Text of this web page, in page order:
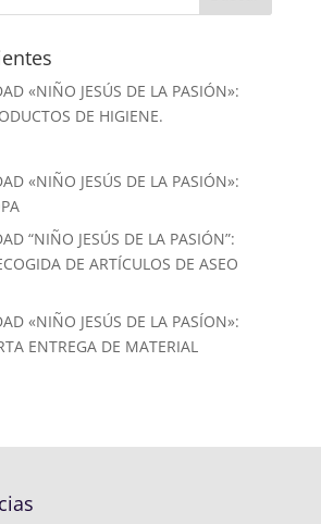
«NIÑO JESÚS DE LA PASIÓN»:
DE HIGIENE.
«NIÑO JESÚS DE LA PASIÓN»:
“NIÑO JESÚS DE LA PASIÓN”:
DE ARTÍCULOS DE ASEO
«NIÑO JESÚS DE LA PASÍON»:
ENTREGA DE MATERIAL